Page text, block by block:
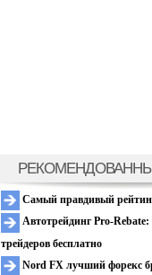
Самый правдивый
Автотрейдинг Pro-
трейдеров бесплатно
Nord FX лучший форекс